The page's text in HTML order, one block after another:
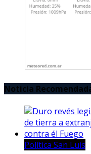
Noticia
Política San Luis